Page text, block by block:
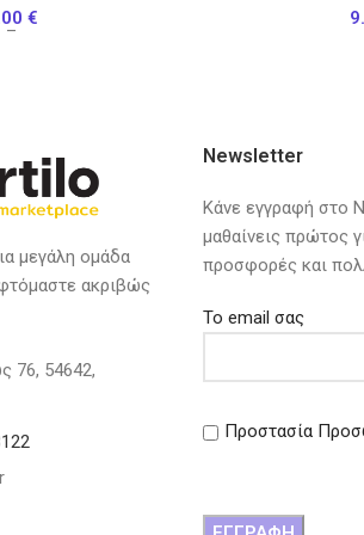
€
–
μεγάλη ομάδα
ακριβώς
76, 54642,
Newsletter
Κάνε εγγραφή στο
μαθαίνεις πρώτος
προσφορές και
Το email σας
Προστασία